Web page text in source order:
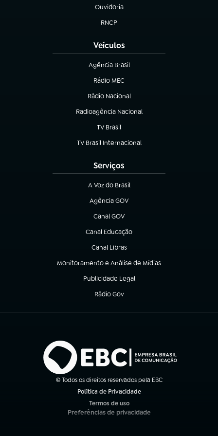
Ouvidoria
(abre em nova aba)
RNCP
(abre em nova aba)
Veículos
Agência Brasil
(abre em nova aba)
Rádio MEC
(abre em nova aba)
Rádio Nacional
Radioagência Nacional
(abre em nova aba)
TV Brasil
(abre em nova aba)
TV Brasil Internacional
(abre em nova aba)
Serviços
A Voz do Brasil
(abre em nova aba)
Agência GOV
(abre em nova aba)
Canal GOV
(abre em nova aba)
Canal Educação
(abre em nova aba)
Canal Libras
(abre em nova aba)
Monitoramento e Análise de Mídias
(abre em nova aba)
Publicidade Legal
(abre em nova aba)
Rádio Gov
(abre em nova aba)
© Todos os direitos reservados pela EBC
Política de Privacidade
Termos de uso
(abre em nova aba)
Preferências de privacidade